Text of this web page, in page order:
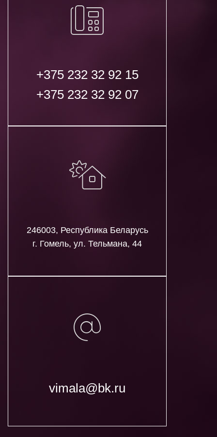
+375 232 32 92 15
+375 232 32 92 07
246003, Республика Беларусь
г. Гомель, ул. Тельмана, 44
vimala@bk.ru